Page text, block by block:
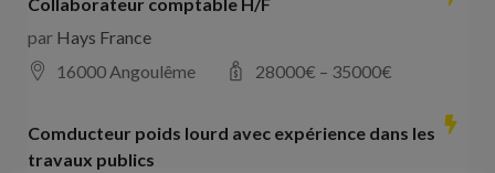
Collaborateur comptable H/F
par Hays France
16000 Angoulême
28000€ – 35000€
Comducteur poids lourd avec expérience dans les
travaux publics